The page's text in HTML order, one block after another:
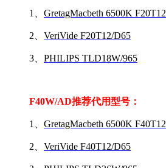
1、 GretagMacbeth 6500K
2、 VeriVide F20T12/D65
3、 PHILIPS TLD18W/965
F40W/AD推荐代用型号：
1、 GretagMacbeth 6500K
2、 VeriVide F40T12/D65